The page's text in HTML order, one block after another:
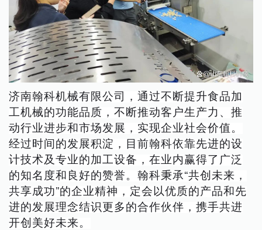
济南翰科机械有限公司，通过不断提升食品加
工机械的功能品质，不断推动客户生产力、推
动行业进步和市场发展，实现企业社会价值。
经过时间的发展积淀，目前翰科依靠先进的设
计技术及专业的加工设备，在业内赢得了广泛
的知名度和良好的赞誉。翰科秉承“共创未来，
共享成功”的企业精神，定会以优质的产品和先
进的发展理念结识更多的合作伙伴，携手共进
开创美好未来。